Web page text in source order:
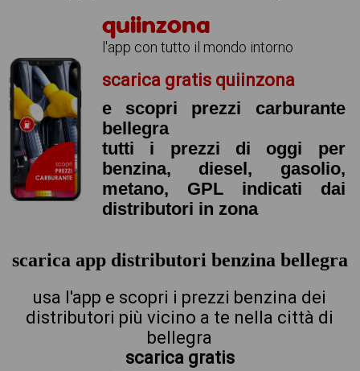
quiinzona
l'app con tutto il mondo intorno
scarica gratis quiinzona
e scopri prezzi carburante
bellegra
tutti i prezzi di oggi per
benzina, diesel, gasolio,
metano, GPL indicati dai
distributori in zona
scarica app distributori benzina bellegra
usa l'app e scopri i prezzi benzina dei
distributori più vicino a te nella città di
bellegra
scarica gratis